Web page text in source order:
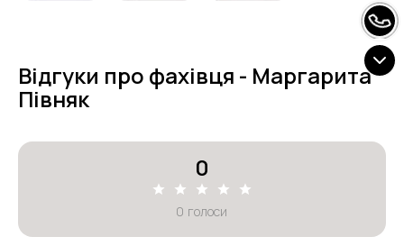
Відгуки про фахівця - Маргарита
Півняк
0
0 голоси